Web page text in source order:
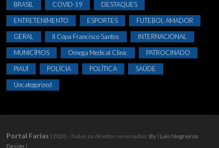
BRASIL COVID-19 DESTAQUES
ENTRETENIMENTO ESPORTES FUTEBOL AMADOR
GERAL II Copa Francisco Santos INTERNACIONAL
MUNICÍPIOS Omega Medical Clinic PATROCINADO
PIAUÍ POLÍCIA POLÍTICA SAÚDE
Uncategorized
Portal Farias | 2020 - Todos os direitos reservados: By | Luis Negreiros
Design |